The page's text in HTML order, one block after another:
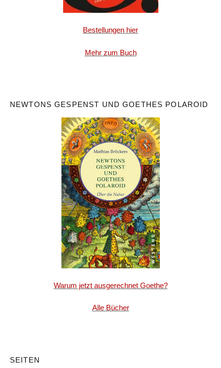
Bestellungen hier
Mehr zum Buch
NEWTONS GESPENST UND GOETHES POLAROID
Warum jetzt ausgerechnet Goethe?
Alle Bücher
SEITEN